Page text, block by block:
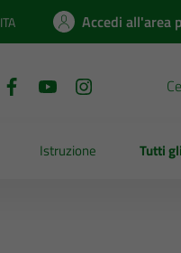
Lingua attiva:
ITA Accedi all'area
Istruzione Tutti